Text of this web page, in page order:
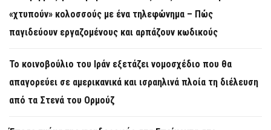
«χτυπούν» κολοσσούς με ένα τηλεφώνημα – Πώς
παγιδεύουν εργαζομένους και αρπάζουν κωδικούς
Το κοινοβούλιο του Ιράν εξετάζει νομοσχέδιο που θα
απαγορεύει σε αμερικανικά και ισραηλινά πλοία τη διέλευση
από τα Στενά του Ορμούζ